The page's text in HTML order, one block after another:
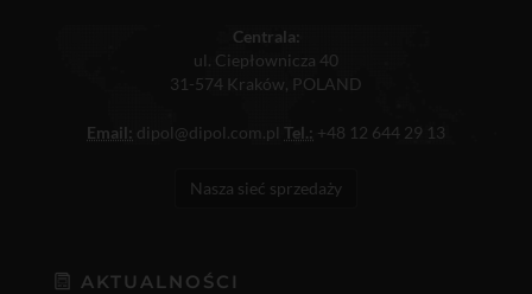
Centrala:
ul. Ciepłownicza 40
31-574 Kraków, POLAND
Email: dipol@dipol.com.pl Tel.: +48 12 644 29 13
Nasza sieć sprzedaży
AKTUALNOŚCI